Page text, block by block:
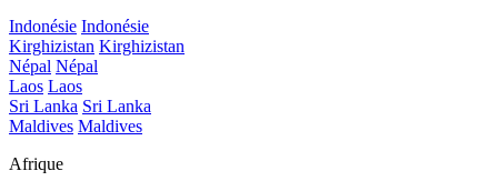
Indonésie Indonésie
Kirghizistan Kirghizistan
Népal Népal
Laos Laos
Sri Lanka Sri Lanka
Maldives Maldives
Afrique